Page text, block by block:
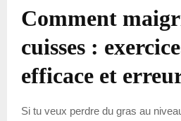
Comment
cuisses :
efficace et
Si tu veux perdre du gras au